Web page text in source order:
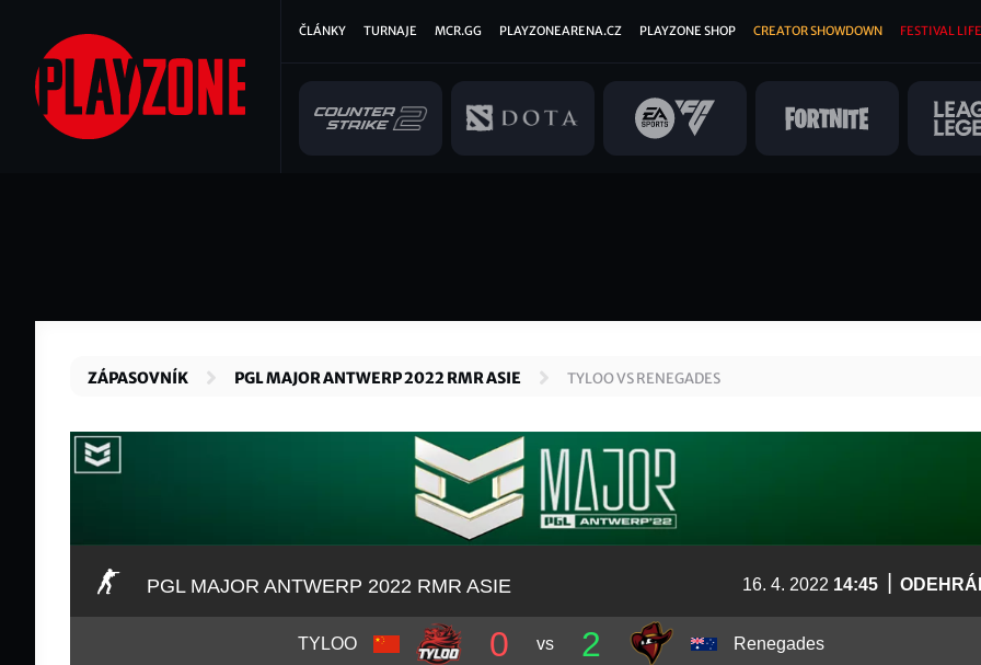
hlavnímu
obsahu
Hlavní
ČLÁNKY TURNAJE MCR.GG PLAYZONEARENA.CZ PLAYZONE SHOP CREATOR SHOWDOWN FESTIVAL
ZÁPASOVNÍK PGL MAJOR ANTWERP 2022 RMR ASIE TYLOO VS RENEGADES
PGL MAJOR ANTWERP 2022 RMR ASIE 16. 4. 2022 14:45
TYLOO 0 vs 2 Renegades